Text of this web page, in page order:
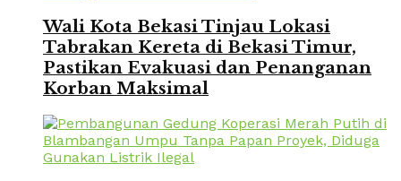
Wali Kota Bekasi Tinjau Lokasi
Tabrakan Kereta di Bekasi Timur,
Pastikan Evakuasi dan Penanganan
Korban Maksimal